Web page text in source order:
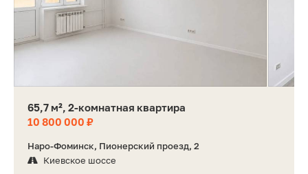
65,7 м², 2-комнатная квартира
10 800 000 ₽
Наро-Фоминск, Пионерский проезд, 2
Киевское шоссе